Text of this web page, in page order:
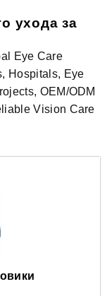
ухода за
Eye Care
Hospitals, Eye
OEM/ODM
Vision Care